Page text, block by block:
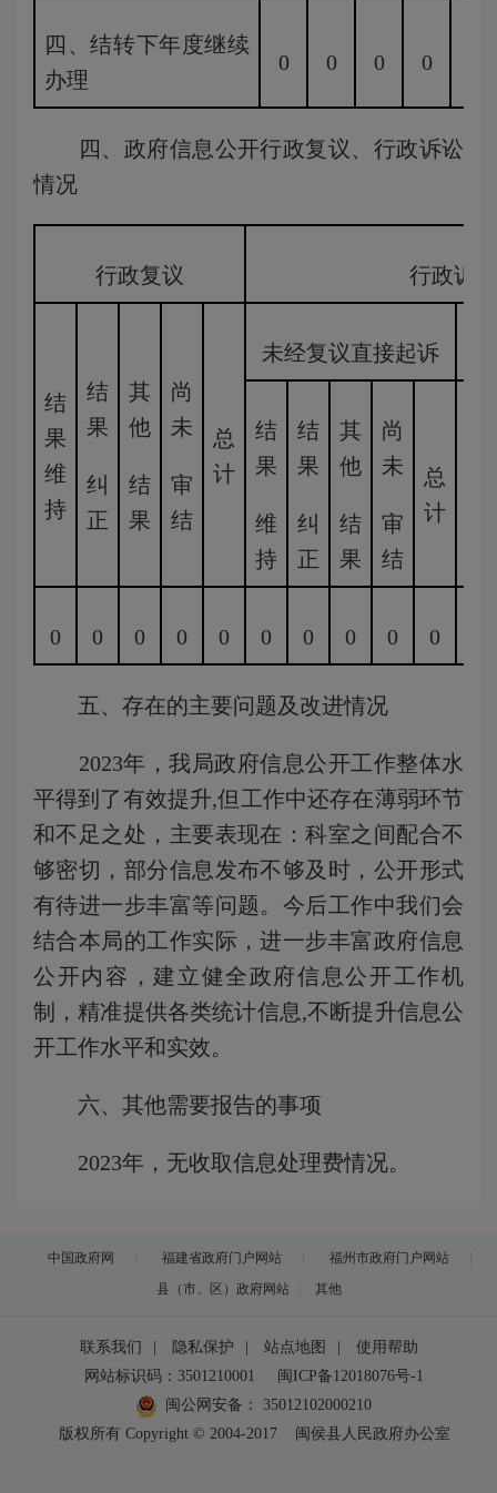
四、结转下年度继续
办理
0 0 0 0
四、政府信息公开行政复议、行政诉讼
情况
行政复议 行政诉
结
果
维
持
结
果
纠
正
其
他
结
果
尚
未
审
结
总
计
未经复议直接起诉
结
果
维
持
结
果
纠
正
其
他
结
果
尚
未
审
结
总
计
0 0 0 0 0 0 0 0 0 0
五、存在的主要问题及改进情况
2023年，我局政府信息公开工作整体水
平得到了有效提升,但工作中还存在薄弱环节
和不足之处，主要表现在：科室之间配合不
够密切，部分信息发布不够及时，公开形式
有待进一步丰富等问题。今后工作中我们会
结合本局的工作实际，进一步丰富政府信息
公开内容，建立健全政府信息公开工作机
制，精准提供各类统计信息,不断提升信息公
开工作水平和实效。
六、其他需要报告的事项
2023年，无收取信息处理费情况。
中国政府网 福建省政府门户网站
福州市政府门户网站
县（市、区）政府网站
其他
联系我们 隐私保护 站点地图
使用帮助
网站标识码：3501210001
闽ICP备12018076号-1
闽公网安备：
35012102000210
版权所有 Copyright © 2004-2017
闽侯县人民政府办公室